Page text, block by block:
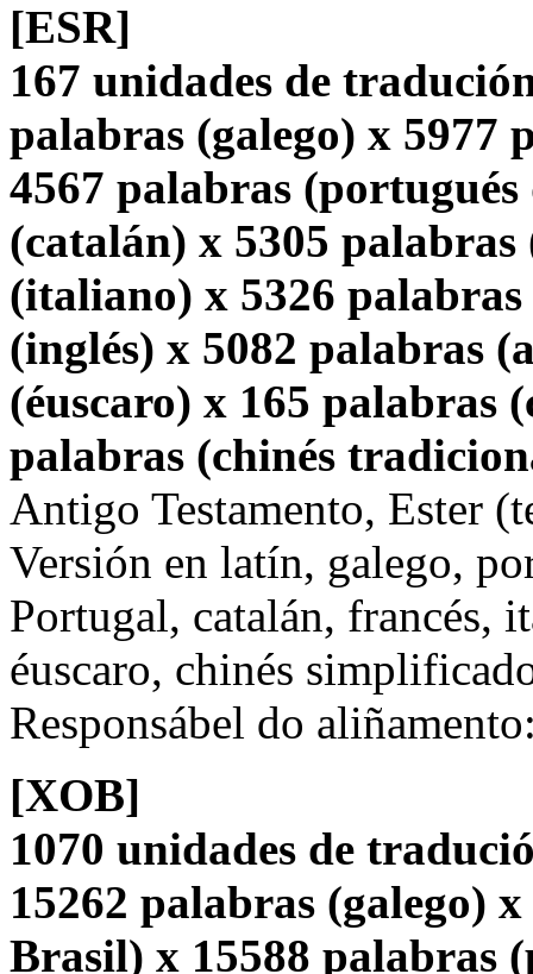
[ESR]
167 unidades de
palabras (galego) x 5977
4567 palabras
(catalán) x 5305
(italiano) x 5326
(inglés) x 5082 palabras
(éuscaro) x 165 palabras
palabras (chinés
Antigo Testamento, Ester
Versión en latín, galego,
Portugal, catalán, francés,
éuscaro, chinés
Responsábel do
[XOB]
1070 unidades de
15262 palabras (galego)
Brasil) x 15588 palabras